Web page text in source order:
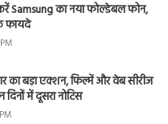
Samsung का नया फोल्डेबल फोन,
फायदे
का बड़ा एक्शन, फिल्में और वेब सीरीज
दिनों में दूसरा नोटिस